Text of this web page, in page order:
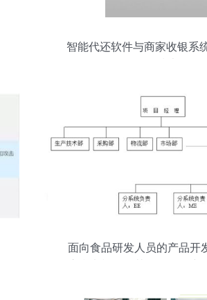
智能代还软件与商家收银系
面向食品研发人员的产品开